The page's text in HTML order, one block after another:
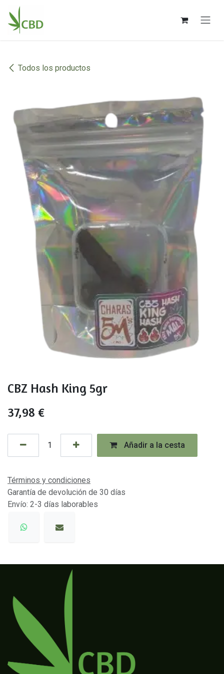
Ir al contenido
Todos los productos
CBZ Hash King 5gr
37,98 €
Añadir a la cesta
Términos y condiciones
Garantía de devolución de 30 días
Envío: 2-3 días laborables